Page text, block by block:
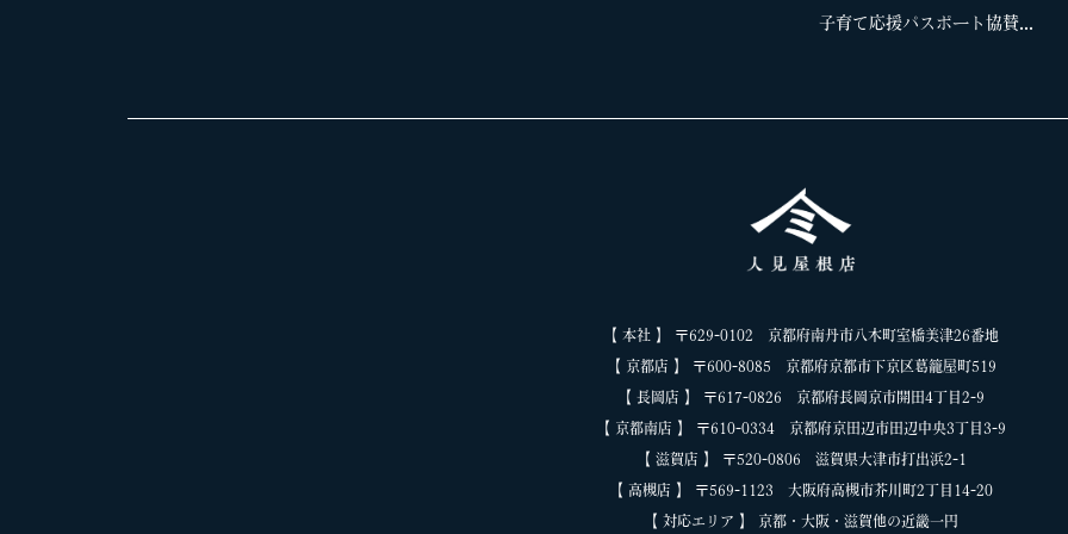
子育て応援パスポート協賛...
【 本社 】 〒629-0102 京都府南丹市八木町室橋美津26番地
【 京都店 】 〒600-8085 京都府京都市下京区葛籠屋町519
【 長岡店 】 〒617-0826 京都府長岡京市開田4丁目2-9
【 京都南店 】 〒610-0334 京都府京田辺市田辺中央3丁目3-9
【 滋賀店 】 〒520-0806 滋賀県大津市打出浜2-1
【 高槻店 】 〒569-1123 大阪府高槻市芥川町2丁目14-20
【 対応エリア 】 京都・大阪・滋賀他の近畿一円